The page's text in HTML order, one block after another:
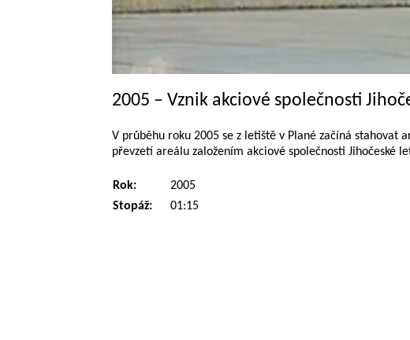
2005 – Vznik akciové společnosti
V průběhu roku 2005 se z letiště v Plané začíná stahovat
převzetí areálu založením akciové společnosti Jihočeské
Rok:
2005
Stopáž:
01:15